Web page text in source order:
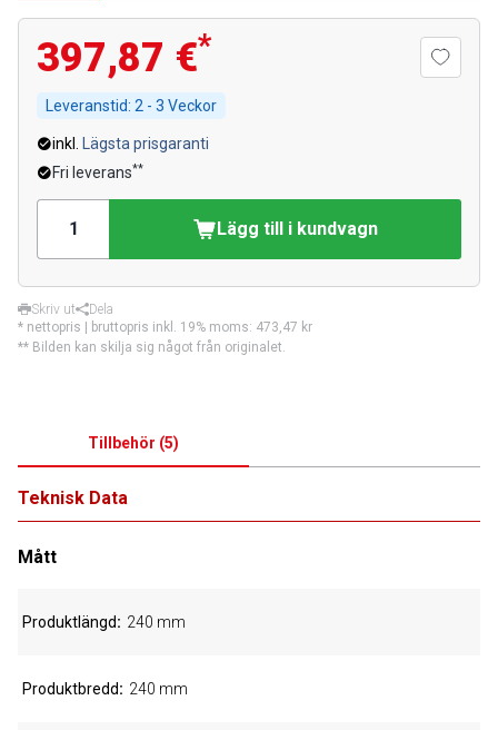
397,87 €*
Leveranstid: 2 - 3 Veckor
inkl.
Lägsta prisgaranti
Fri leverans**
Lägg till i kundvagn
Skriv ut
Dela
* nettopris | bruttopris inkl. 19% moms: 473,47 kr
** Bilden kan skilja sig något från originalet.
Tillbehör (5)
Teknisk Data
Mått
Produktlängd 240 mm
Produktbredd 240 mm